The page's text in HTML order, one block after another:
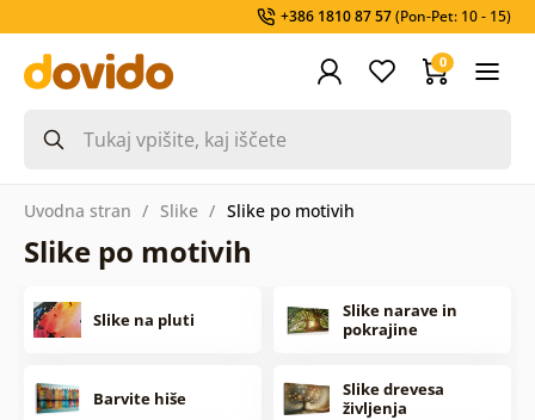
+386 1810 87 57(Pon-Pet: 10 - 15)
0
Uvodna stran Slike Slike po motivih
Slike po motivih
Slike na pluti
Slike narave in
pokrajine
Barvite hiše
Slike drevesa
življenja